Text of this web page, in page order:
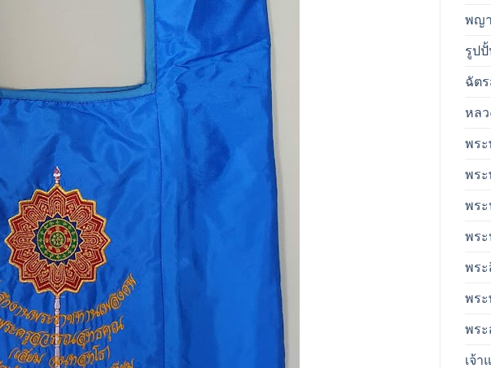
พญ
รูป
ฉัต
หลว
พร
พร
พระ
พระ
พระ
พระ
พระ
เจ้า